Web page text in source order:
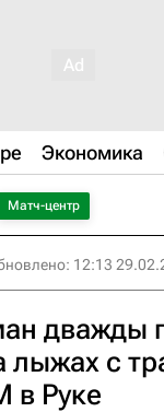
Экономика
Матч-центр
12:13
дважды
лыжах с
в Руке